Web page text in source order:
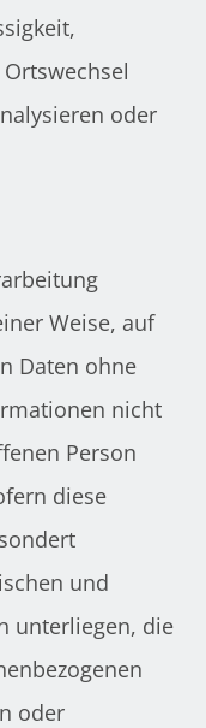
oder
Weise, auf
Daten ohne
nicht
Person
diese
und
unterliegen, die
oder